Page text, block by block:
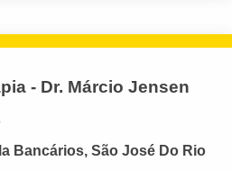
- Dr. Márcio Jensen
Bancários, São José Do Rio